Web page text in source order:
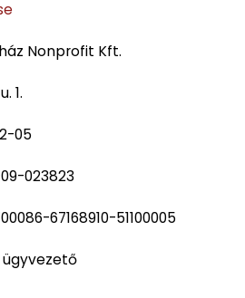
Nonprofit Kft.
1.
05
023823
67168910-51100005
ügyvezető